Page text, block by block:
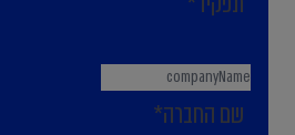
שם החברה*